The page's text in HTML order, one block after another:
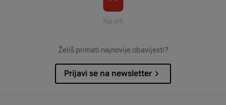
Na vrh
Želiš primati najnovije obavijesti?
Prijavi se na newsletter